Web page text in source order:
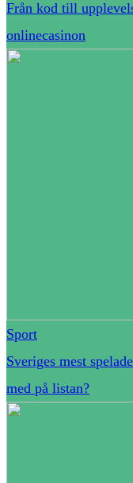
Från kod till
onlinecasinon
Sport
Sveriges mest
med på listan?